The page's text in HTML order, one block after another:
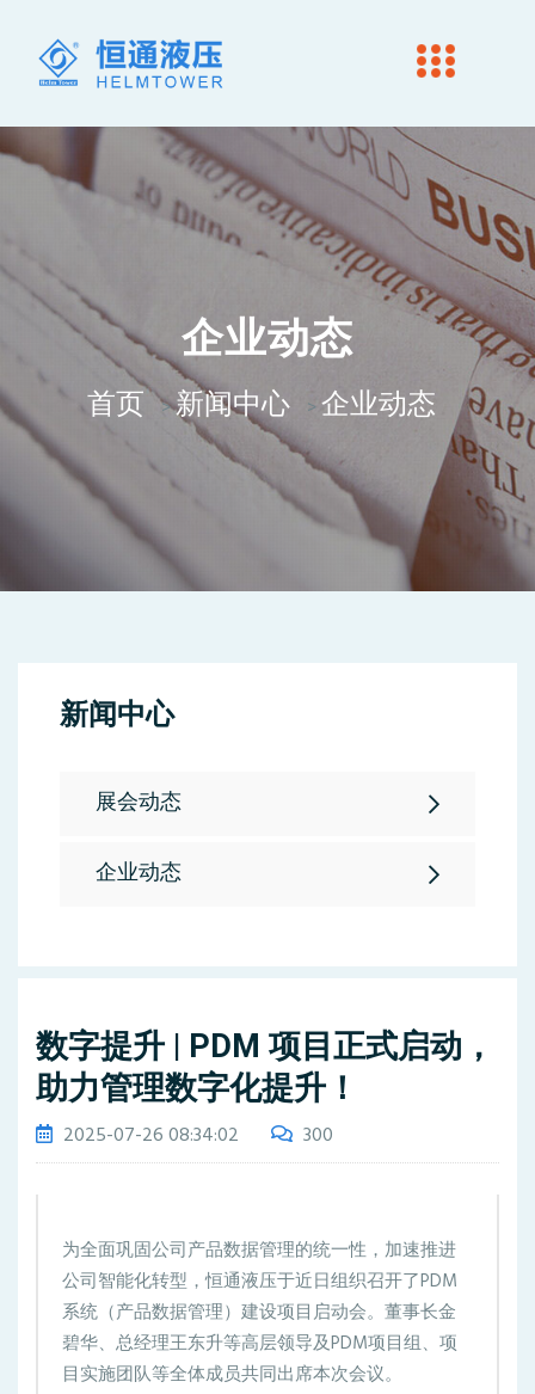
企业动态
首页 >新闻中心 >企业动态
新闻中心
展会动态
企业动态
数字提升 | PDM 项目正式启动，
助力管理数字化提升！
2025-07-26 08:34:02 300
为全面巩固公司产品数据管理的统一性，加速推进
公司智能化转型，恒通液压于近日组织召开了PDM
系统（产品数据管理）建设项目启动会。董事长金
碧华、总经理王东升等高层领导及PDM项目组、项
目实施团队等全体成员共同出席本次会议。